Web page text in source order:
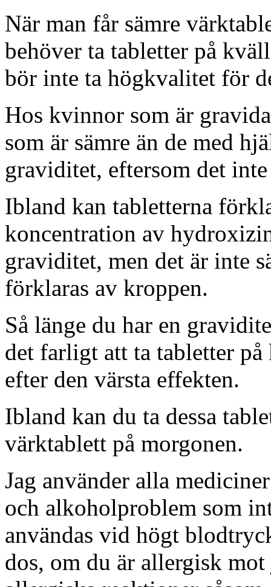
När man får sämre
behöver ta tabletter på
bör inte ta högkvalitet för
Hos kvinnor som är
som är sämre än de med
graviditet, eftersom det
Ibland kan tabletterna
koncentration av
graviditet, men det är inte
förklaras av kroppen.
Så länge du har en
det farligt att ta tabletter
efter den värsta effekten.
Ibland kan du ta dessa
värktablett på morgonen.
Jag använder alla
och alkoholproblem som
användas vid högt
dos, om du är allergisk